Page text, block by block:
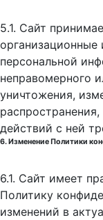
5.1. Сайт
персональной
неправомерного
уничтожения,
действий с ней
6. Изменение Политики
6.1. Сайт имеет
Политику
изменений в